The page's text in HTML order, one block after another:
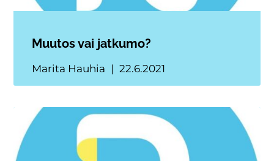
Muutos vai jatkumo?
Marita Hauhia 22.6.2021